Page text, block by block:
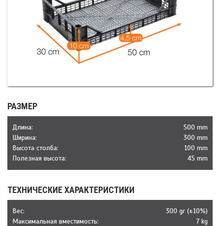
РАЗМЕР
Длина:
500 mm
Ширина:
300 mm
Высота столба:
100 mm
Полезная высота:
45 mm
ТЕХНИЧЕСКИЕ ХАРАКТЕРИСТИКИ
Веc:
300 gr (±10%)
Максимальная вместимость:
7 kg